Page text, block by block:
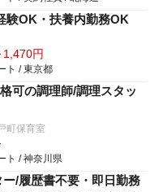
験OK・扶養内勤務OK
1,470円
ト / 東京都
可の調理師/調理スタッ
町保育室
ト / 神奈川県
/履歴書不要・即日勤務